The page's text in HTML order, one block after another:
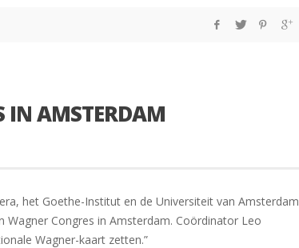
IN AMSTERDAM
het Goethe-Institut en de Universiteit van Amsterdam
Congres in Amsterdam. Coördinator Leo
Wagner-kaart zetten.”